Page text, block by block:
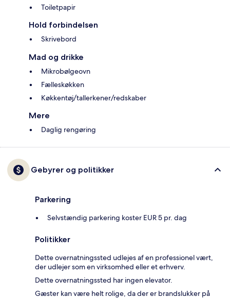
Toiletpapir
Hold forbindelsen
Skrivebord
Mad og drikke
Mikrobølgeovn
Fælleskøkken
Køkkentøj/tallerkener/redskaber
Mere
Daglig rengøring
Gebyrer og politikker
Parkering
Selvstændig parkering koster EUR 5 pr. dag
Politikker
Dette overnatningssted udlejes af en professionel vært,
der udlejer som en virksomhed eller et erhverv.
Dette overnatningssted har ingen elevator.
Gæster kan være helt rolige, da der er brandslukker på